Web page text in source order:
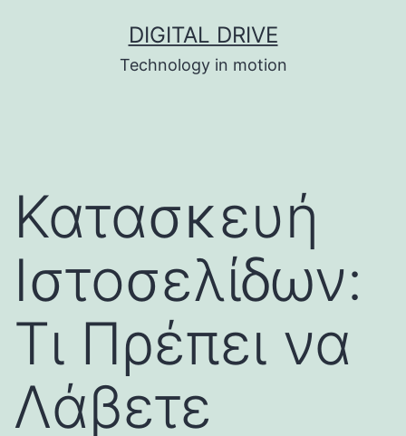
DIGITAL DRIVE
Technology in motion
Κατασκευή
Ιστοσελίδων:
Τι Πρέπει να
Λάβετε